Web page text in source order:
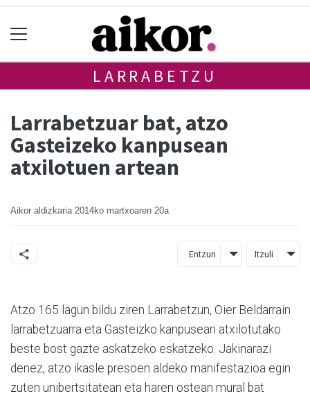
LARRABETZU
Larrabetzuar bat, atzo
Gasteizeko kanpusean
atxilotuen artean
Aikor aldizkaria 2014ko martxoaren 20a
Entzun Itzuli
Atzo 165 lagun bildu ziren Larrabetzun, Oier Beldarrain
larrabetzuarra eta Gasteizko kanpusean atxilotutako
beste bost gazte askatzeko eskatzeko. Jakinarazi
denez, atzo ikasle presoen aldeko manifestazioa egin
zuten unibertsitatean eta haren ostean mural bat